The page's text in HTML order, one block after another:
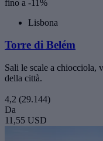
fino a -11%
Lisbona
Torre di Belém
Sali le scale a chiocciola,
della città.
4,2 (29.144)
Da
11,55 USD